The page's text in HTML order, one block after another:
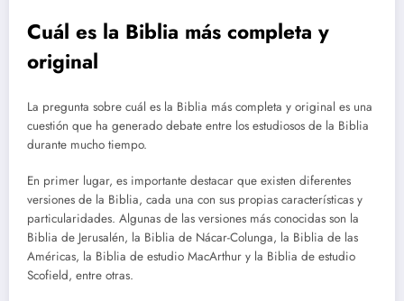
Cuál es la Biblia más completa y
original
La pregunta sobre cuál es la Biblia más completa y original es una
cuestión que ha generado debate entre los estudiosos de la Biblia
durante mucho tiempo.
En primer lugar, es importante destacar que existen diferentes
versiones de la Biblia, cada una con sus propias características y
particularidades. Algunas de las versiones más conocidas son la
Biblia de Jerusalén, la Biblia de Nácar-Colunga, la Biblia de las
Américas, la Biblia de estudio MacArthur y la Biblia de estudio
Scofield, entre otras.